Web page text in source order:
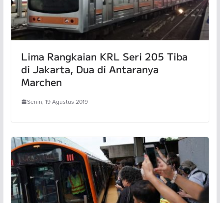
Lima Rangkaian KRL Seri 205 Tiba
di Jakarta, Dua di Antaranya
Marchen
Senin, 19 Agustus 2019